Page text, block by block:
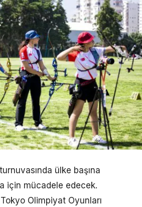
ülke başına
için mücadele edecek.
Olimpiyat Oyunları